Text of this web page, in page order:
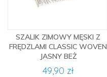
SZALIK ZIMOWY MĘSKI Z
FRĘDZLAMI CLASSIC WOVEN
JASNY BEŻ
49,90 zł